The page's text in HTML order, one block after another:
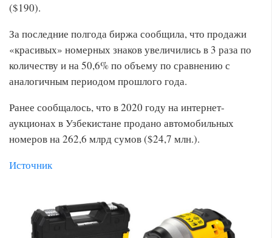
($190).
За последние полгода биржа сообщила, что продажи
«красивых» номерных знаков увеличились в 3 раза по
количеству и на 50,6% по объему по сравнению с
аналогичным периодом прошлого года.
Ранее сообщалось, что в 2020 году на интернет-
аукционах в Узбекистане продано автомобильных
номеров на 262,6 млрд сумов ($24,7 млн.).
Источник